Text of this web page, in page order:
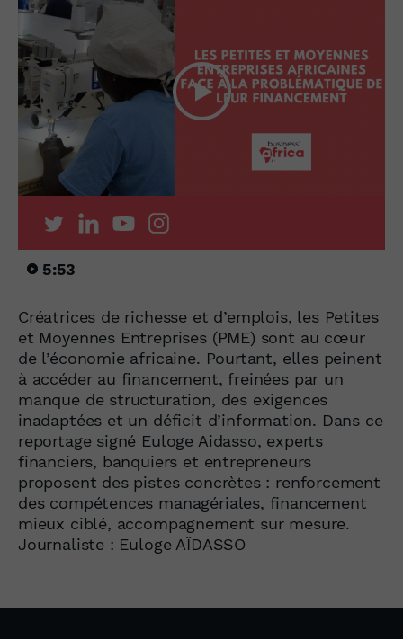
5:53
Créatrices de richesse et d’emplois, les Petites
et Moyennes Entreprises (PME) sont au cœur
de l’économie africaine. Pourtant, elles peinent
à accéder au financement, freinées par un
manque de structuration, des exigences
inadaptées et un déficit d’information. Dans ce
reportage signé Euloge Aidasso, experts
financiers, banquiers et entrepreneurs
proposent des pistes concrètes : renforcement
des compétences managériales, financement
mieux ciblé, accompagnement sur mesure.
Journaliste : Euloge AÏDASSO